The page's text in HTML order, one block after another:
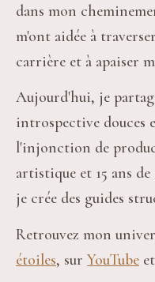
dans mon
m'ont aidée à
carrière et à apaiser
Aujourd'hui, je
introspective douces
l'injonction de
artistique et 15 ans
je crée des guides
Retrouvez mon
étoiles, sur YouTube